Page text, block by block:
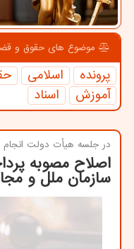
موضوع های حقوق و
پرونده اسلامی
آموزش
اسناد
در جلسه هیأت دولت
اصلاح مصوبه
سازمان ملل و